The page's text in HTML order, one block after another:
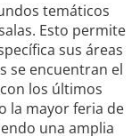
temáticos
Esto permite
sus áreas
se encuentran el
los últimos
la mayor feria de
una amplia